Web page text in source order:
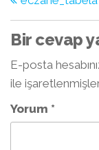
dolaşımı
Bir cevap
E-posta
ile
Yorum *